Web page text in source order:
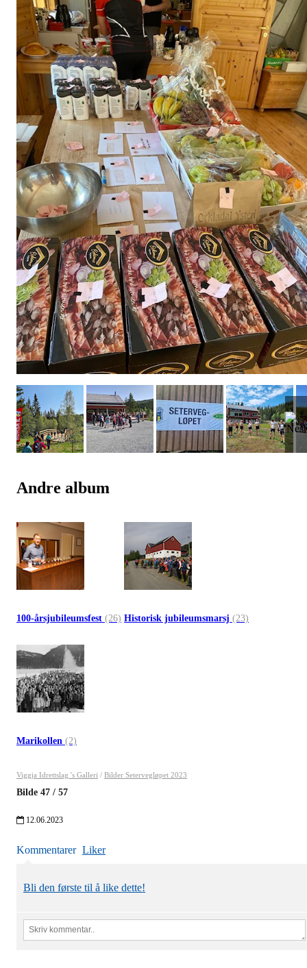
Andre album
100-årsjubileumsfest (26) Historisk jubileumsmarsj (23)
Marikollen (2)
Viggja Idrettslag 's Galleri / Bilder Setervegløpet 2023
Bilde 47 / 57
12.06.2023
Kommentarer Liker
Bli den første til å like dette!